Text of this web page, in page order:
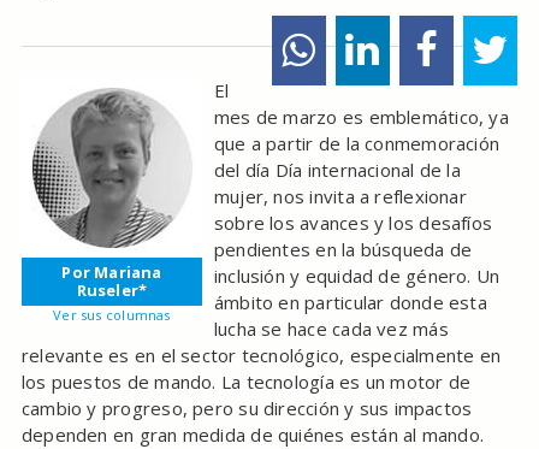
Por Mariana
Ruseler*
Ver sus columnas
El
mes de marzo es emblemático, ya
que a partir de la conmemoración
del día Día internacional de la
mujer, nos invita a reflexionar
sobre los avances y los desafíos
pendientes en la búsqueda de
inclusión y equidad de género. Un
ámbito en particular donde esta
lucha se hace cada vez más
relevante es en el sector tecnológico, especialmente en
los puestos de mando. La tecnología es un motor de
cambio y progreso, pero su dirección y sus impactos
dependen en gran medida de quiénes están al mando.